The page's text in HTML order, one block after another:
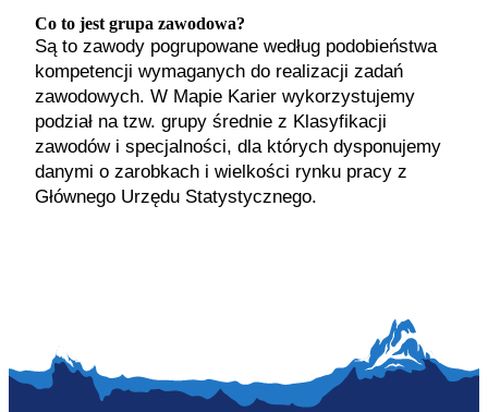
Co to jest grupa zawodowa?
Są to zawody pogrupowane według podobieństwa
kompetencji wymaganych do realizacji zadań
zawodowych. W Mapie Karier wykorzystujemy
podział na tzw. grupy średnie z Klasyfikacji
zawodów i specjalności, dla których dysponujemy
danymi o zarobkach i wielkości rynku pracy z
Głównego Urzędu Statystycznego.